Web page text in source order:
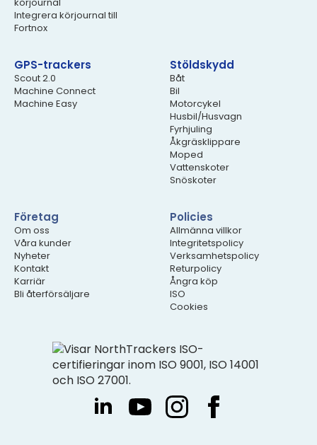
Integrera körjournal till
Fortnox
GPS-trackers
Scout 2.0
Machine Connect
Machine Easy
Stöldskydd
Båt
Bil
Motorcykel
Husbil/Husvagn
Fyrhjuling
Åkgräsklippare
Moped
Vattenskoter
Snöskoter
Företag
Om oss
Våra kunder
Nyheter
Kontakt
Karriär
Bli återförsäljare
Policies
Allmänna villkor
Integritetspolicy
Verksamhetspolicy
Returpolicy
Ångra köp
ISO
Cookies